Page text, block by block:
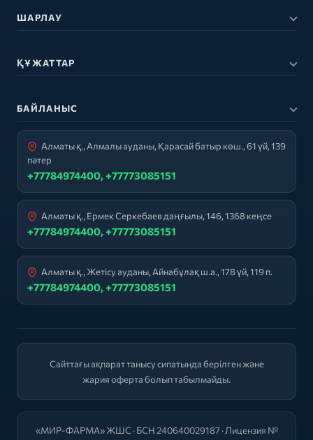
ШАРЛАУ
ҚҰЖАТТАР
БАЙЛАНЫС
Алматы қ., Алмалы ауданы, Қарасай батыр көш., 61 үй, 139
пәтер
+77784974400, +77773085151
Алматы қ., Ермек Серкебаев даңғылы, 146, 1368 кеңсе
+77784974400, +77773085151
Алматы қ., Жетісу ауданы, Айнабұлақ ш.а., 178 үй, 119 п.
+77784974400, +77773085151
Сайттағы ақпарат танысу сипатында берілген және
жария оферта болып табылмайды.
«МИР-ФАРМА» ЖШС · БСН 240640029187 · Лицензия №